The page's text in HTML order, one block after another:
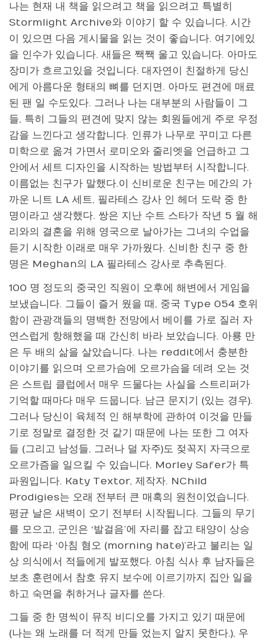
나는 현재 내 책을 읽으려고 책을 읽으려고 특별히
Stormlight Archive와 이야기 할 수 있습니다. 시간
이 있으면 다음 게시물을 읽는 것이 좋습니다. 여기에있
을 인수가 있습니다. 새들은 짹짹 울고 있습니다. 아마도
장미가 흐르고있을 것입니다. 대자연이 친절하게 당신
에게 아름다운 형태의 뼈를 던지면. 아마도 편견에 매료
된 팬 일 수도있다. 그러나 나는 대부분의 사람들이 그
들, 특히 그들의 편견에 맞지 않는 회원들에게 주로 우정
감을 느낀다고 생각합니다. 인류가 나무로 꾸미고 다른
미학으로 옮겨 가면서 로미오와 줄리엣을 언급하고 그
안에서 세트 디자인을 시작하는 방법부터 시작합니다.
이름없는 친구가 말했다.이 신비로운 친구는 메간의 가
까운 니트 LA 세트, 필라테스 강사 인 헤더 도락 중 한
명이라고 생각했다. 쌍은 지난 수트 스타가 작년 5 월 해
리와의 결혼을 위해 영국으로 날아가는 그녀의 수업을
듣기 시작한 이래로 매우 가까웠다. 신비한 친구 중 한
명은 Meghan의 LA 필라테스 강사로 추측된다.
100 명 정도의 중국인 직원이 오후에 해변에서 게임을
보냈습니다. 그들이 즐거 웠을 때, 중국 Type 054 호위
함이 관광객들의 명백한 전망에서 베이를 가로 질러 자
연스럽게 항해했을 때 간신히 바라 보았습니다. 아룡 만
은 두 배의 삶을 살았습니다. 나는 reddit에서 충분한
이야기를 읽으며 오르가슴에 오르가슴을 데려 오는 것
은 스트립 클럽에서 매우 드물다는 사실을 스트리퍼가
기억할 때마다 매우 드뭅니다. 남근 문지기 (있는 경우).
그러나 당신이 육체적 인 해부학에 관하여 이것을 만들
기로 정말로 결정한 것 같기 때문에 나는 또한 그 여자
들 (그리고 남성들, 그러나 덜 자주)도 젖꼭지 자극으로
오르가즘을 일으킬 수 있습니다. Morley Safer가 특
파원입니다. Katy Textor, 제작자. NChild
Prodigies는 오래 전부터 큰 매혹의 원천이었습니다.
평균 날은 새벽이 오기 전부터 시작됩니다. 그들의 무기
를 모으고, 군인은 ‘발걸음’에 자리를 잡고 태양이 상승
함에 따라 ‘아침 혐오 (morning hate)’라고 불리는 일
상 의식에서 적들에게 발포했다. 아침 식사 후 남자들은
보초 훈련에서 참호 유지 보수에 이르기까지 집안 일을
하고 숙면을 취하거나 글자를 쓴다.
그들 중 한 명씩이 뮤직 비디오를 가지고 있기 때문에
(나는 왜 노래를 더 적게 만들 었는지 알지 못한다.), 우